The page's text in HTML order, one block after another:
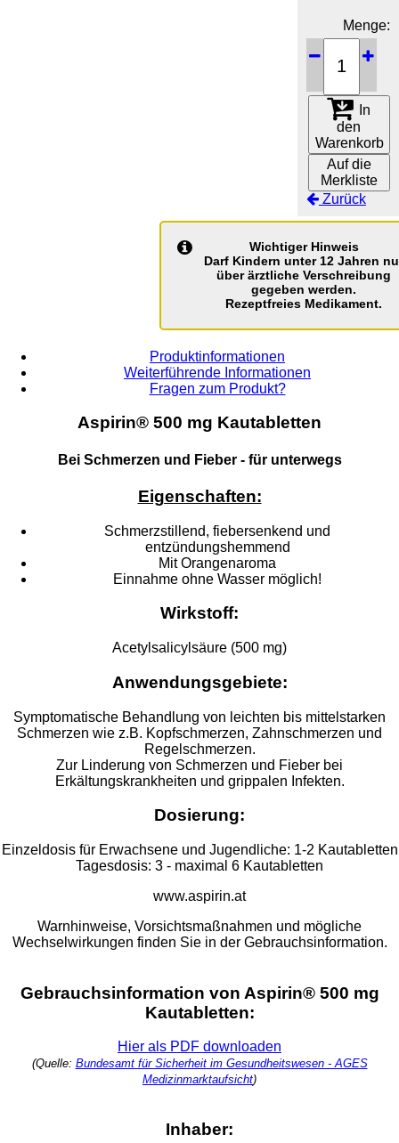
Menge:
In
den
Warenkorb
Auf die
Merkliste
Zurück
Wichtiger Hinweis
Darf Kindern unter 12 Jahren
über ärztliche Verschreibung
gegeben werden.
Rezeptfreies Medikament.
Produktinformationen
Weiterführende Informationen
Fragen zum Produkt?
Aspirin® 500 mg Kautabletten
Bei Schmerzen und Fieber - für unterwegs
Eigenschaften:
Schmerzstillend, fiebersenkend und
entzündungshemmend
Mit Orangenaroma
Einnahme ohne Wasser möglich!
Wirkstoff:
Acetylsalicylsäure (500 mg)
Anwendungsgebiete:
Symptomatische Behandlung von leichten bis mittelstarken
Schmerzen wie z.B. Kopfschmerzen, Zahnschmerzen und
Regelschmerzen.
Zur Linderung von Schmerzen und Fieber bei
Erkältungskrankheiten und grippalen Infekten.
Dosierung:
Einzeldosis für Erwachsene und Jugendliche: 1-2 Kautabletten
Tagesdosis: 3 - maximal 6 Kautabletten
www.aspirin.at
Warnhinweise, Vorsichtsmaßnahmen und mögliche
Wechselwirkungen finden Sie in der Gebrauchsinformation.
Gebrauchsinformation von Aspirin® 500 mg
Kautabletten:
Hier als PDF downloaden
(Quelle: Bundesamt für Sicherheit im Gesundheitswesen - AGES
Medizinmarktaufsicht)
Inhaber: